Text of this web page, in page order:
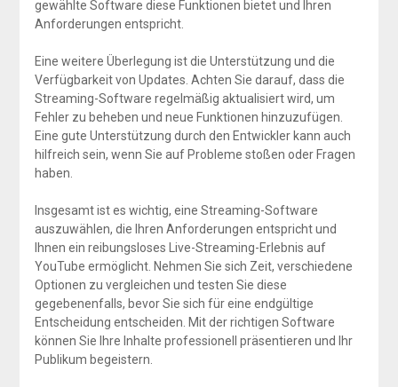
gewählte Software diese Funktionen bietet und Ihren
Anforderungen entspricht.
Eine weitere Überlegung ist die Unterstützung und die
Verfügbarkeit von Updates. Achten Sie darauf, dass die
Streaming-Software regelmäßig aktualisiert wird, um
Fehler zu beheben und neue Funktionen hinzuzufügen.
Eine gute Unterstützung durch den Entwickler kann auch
hilfreich sein, wenn Sie auf Probleme stoßen oder Fragen
haben.
Insgesamt ist es wichtig, eine Streaming-Software
auszuwählen, die Ihren Anforderungen entspricht und
Ihnen ein reibungsloses Live-Streaming-Erlebnis auf
YouTube ermöglicht. Nehmen Sie sich Zeit, verschiedene
Optionen zu vergleichen und testen Sie diese
gegebenenfalls, bevor Sie sich für eine endgültige
Entscheidung entscheiden. Mit der richtigen Software
können Sie Ihre Inhalte professionell präsentieren und Ihr
Publikum begeistern.